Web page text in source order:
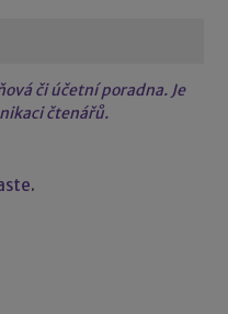
či účetní poradna. Je
čtenářů.
.